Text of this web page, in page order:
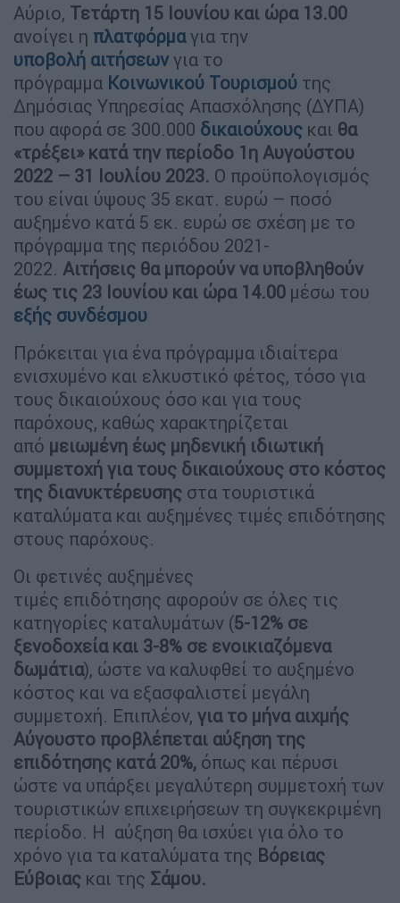
Αύριο, Τετάρτη 15 Ιουνίου και ώρα 13.00
ανοίγει η πλατφόρμαγια την
υποβολή αιτήσεωνγια το
πρόγραμμα Κοινωνικού Τουρισμού της
Δημόσιας Υπηρεσίας Απασχόλησης (ΔΥΠΑ)
που αφορά σε 300.000 δικαιούχους και θα
«τρέξει» κατά την περίοδο 1η Αυγούστου
2022 – 31 Ιουλίου 2023. Ο προϋπολογισμός
του είναι ύψους 35 εκατ. ευρώ – ποσό
αυξημένο κατά 5 εκ. ευρώ σε σχέση με το
πρόγραμμα της περιόδου 2021-
2022. Αιτήσεις θα μπορούν να υποβληθούν
έως τις 23 Ιουνίου και ώρα 14.00 μέσω του
εξής συνδέσμoυ
Πρόκειται για ένα πρόγραμμα ιδιαίτερα
ενισχυμένο και ελκυστικό φέτος, τόσο για
τους δικαιούχους όσο και για τους
παρόχους, καθώς χαρακτηρίζεται
από μειωμένη έως μηδενική ιδιωτική
συμμετοχή για τους δικαιούχους στο κόστος
της διανυκτέρευσης στα τουριστικά
καταλύματα και αυξημένες τιμές επιδότησης
στους παρόχους.
Οι φετινές αυξημένες
τιμές επιδότησης αφορούν σε όλες τις
κατηγορίες καταλυμάτων (5-12% σε
ξενοδοχεία και 3-8% σε ενοικιαζόμενα
δωμάτια), ώστε να καλυφθεί το αυξημένο
κόστος και να εξασφαλιστεί μεγάλη
συμμετοχή. Επιπλέον, για το μήνα αιχμής
Αύγουστο προβλέπεται αύξηση της
επιδότησης κατά 20%, όπως και πέρυσι
ώστε να υπάρξει μεγαλύτερη συμμετοχή των
τουριστικών επιχειρήσεων τη συγκεκριμένη
περίοδο. Η αύξηση θα ισχύει για όλο το
χρόνο για τα καταλύματα της Βόρειας
Εύβοιας και της Σάμου.